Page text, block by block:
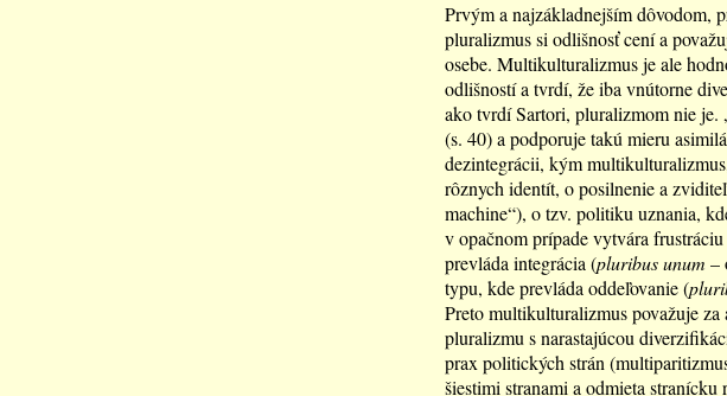
Prvým a najzákladnejším dôvodom,
pluralizmus si odlišnosť cení a
osebe. Multikulturalizmus je ale
odlišností a tvrdí, že iba vnútorne
ako tvrdí Sartori, pluralizmom nie je.
(s. 40) a podporuje takú mieru
dezintegrácii, kým
rôznych identít, o posilnenie a
machine“), o tzv. politiku uznania,
v opačnom prípade vytvára
prevláda integrácia (pluribus unum –
typu, kde prevláda oddeľovanie (
Preto multikulturalizmus považuje
pluralizmu s narastajúcou
prax politických strán
šiestimi stranami a odmieta